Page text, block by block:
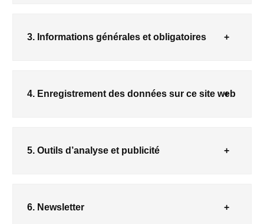
3. Informations générales et obligatoires
4. Enregistrement des données sur ce site web
5. Outils d’analyse et publicité
6. Newsletter